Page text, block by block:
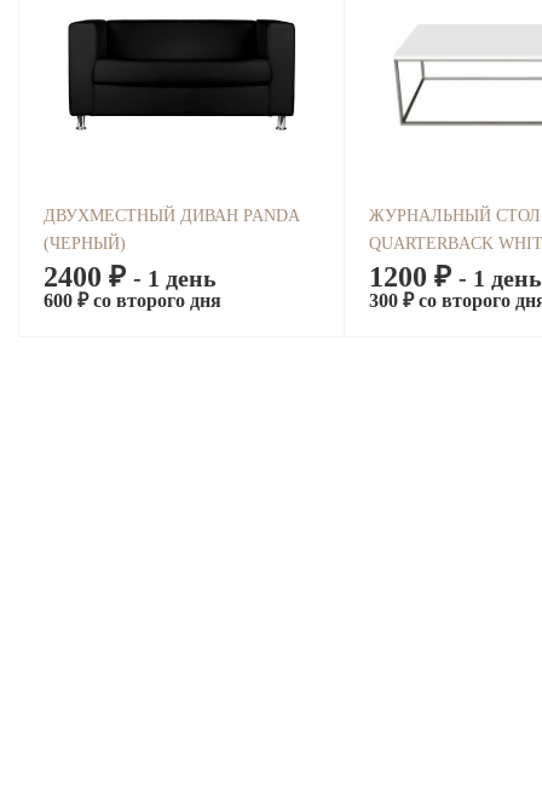
ДВУХМЕСТНЫЙ ДИВАН PANDA
(ЧЕРНЫЙ)
2400 ₽ - 1 день
600 ₽ со второго дня
ЖУРНАЛЬНЫЙ СТОЛ
QUARTERBACK
1200 ₽ - 1 день
300 ₽ со второго